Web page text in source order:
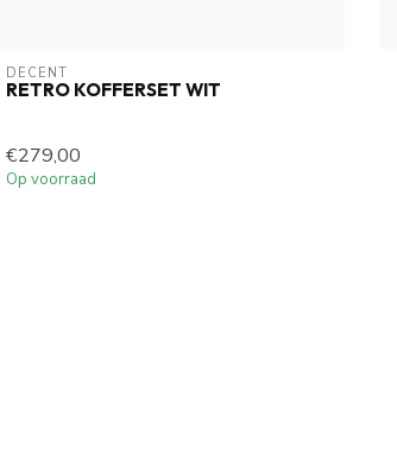
DECENT
RETRO KOFFERSET WIT
€279,00
Op voorraad